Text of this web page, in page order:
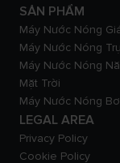
SẢN PHẨM
Máy Nước Nóng
Máy Nước Nóng
Máy Nước Nóng
Mặt Trời
Máy Nước Nóng
LEGAL AREA
Privacy Policy
Cookie Policy